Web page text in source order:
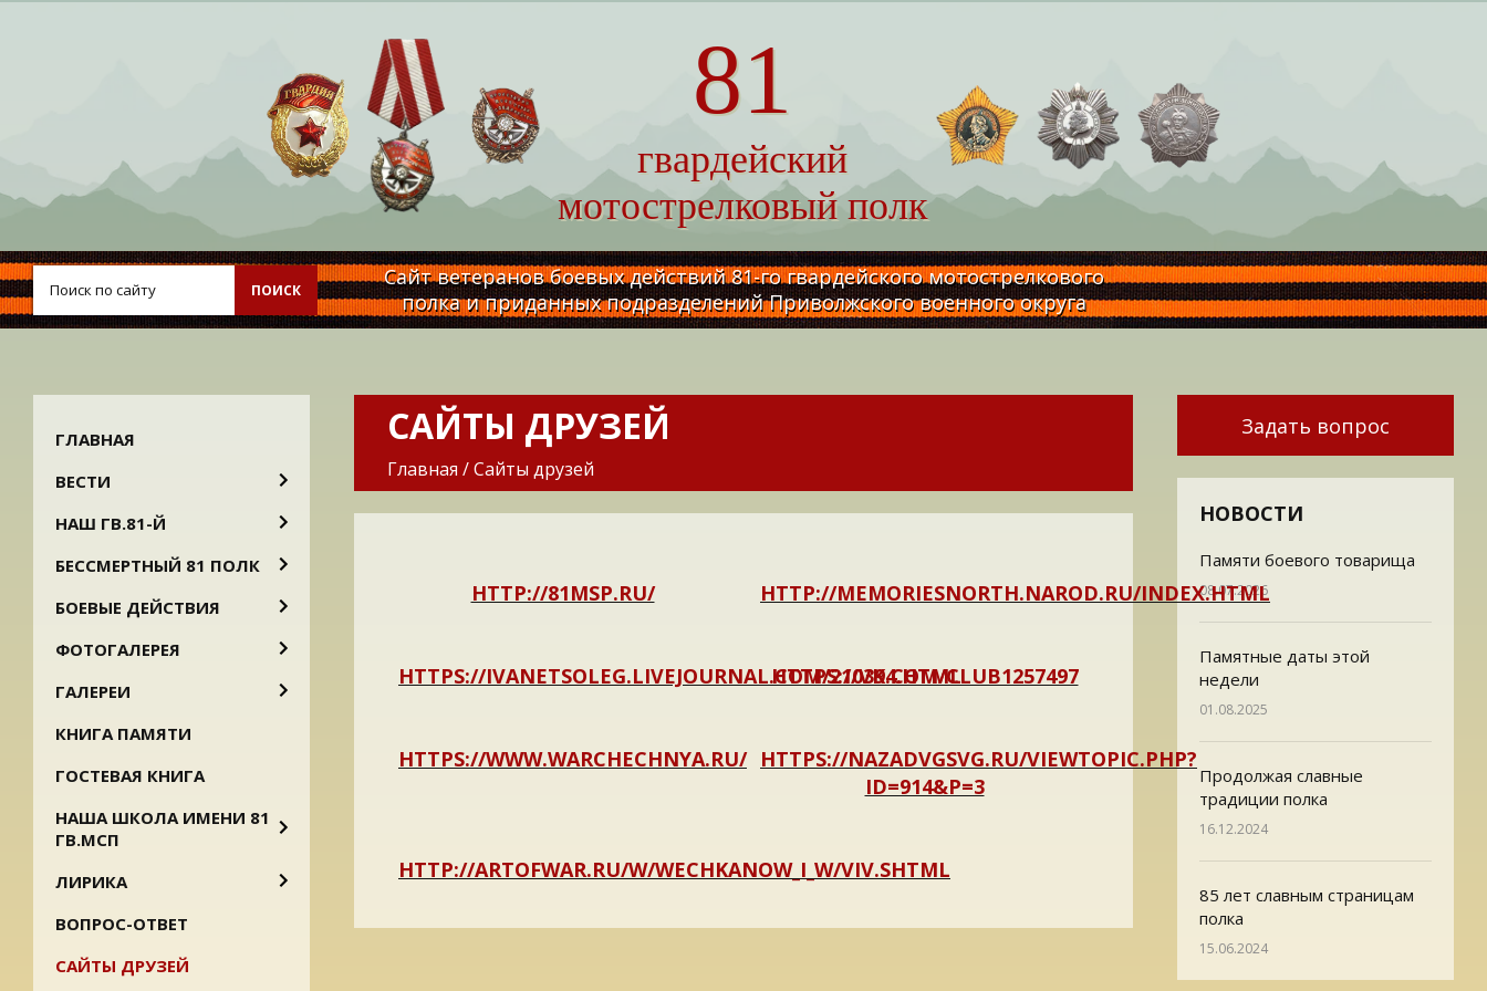
81
гвардейский
мотострелковый полк
ПОИСК
Сайт ветеранов боевых действий 81-го гвардейского мотострелкового
полка и приданных подразделений Приволжского военного округа
ГЛАВНАЯ
ВЕСТИ
НАШ ГВ.81-Й
БЕССМЕРТНЫЙ 81 ПОЛК
БОЕВЫЕ ДЕЙСТВИЯ
ФОТОГАЛЕРЕЯ
ГАЛЕРЕИ
КНИГА ПАМЯТИ
ГОСТЕВАЯ КНИГА
НАША ШКОЛА ИМЕНИ 81
ГВ.МСП
ЛИРИКА
ВОПРОС-ОТВЕТ
САЙТЫ ДРУЗЕЙ
САЙТЫ ДРУЗЕЙ
Главная /Сайты друзей
HTTP://81MSP.RU/ HTTP://MEMORIESNORTH.NAROD.RU/INDEX.HTML
HTTPS://IVANETSOLEG.LIVEJOURNAL.COM/210394.HTML
HTTPS://VK.COM/CLUB1257497
HTTPS://WWW.WARCHECHNYA.RU/ HTTPS://NAZADVGSVG.RU/VIEWTOPIC.PHP?
ID=914&P=3
HTTP://ARTOFWAR.RU/W/WECHKANOW_I_W/VIV.SHTML
Задать вопрос
НОВОСТИ
Памяти боевого товарища
08.07.2026
Памятные даты этой
недели
01.08.2025
Продолжая славные
традиции полка
16.12.2024
85 лет славным страницам
полка
15.06.2024